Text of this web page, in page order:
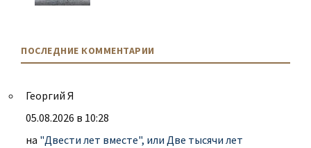
ПОСЛЕДНИЕ КОММЕНТАРИИ
Георгий Я
05.08.2026 в 10:28
на "Двести лет вместе", или Две тысячи лет